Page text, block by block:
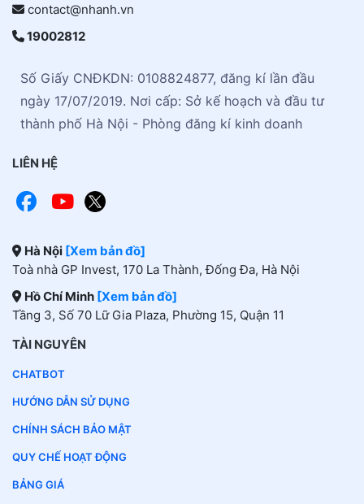
contact@nhanh.vn
19002812
Số Giấy CNĐKDN: 0108824877, đăng kí lần đầu
ngày 17/07/2019. Nơi cấp: Sở kế hoạch và đầu tư
thành phố Hà Nội - Phòng đăng kí kinh doanh
LIÊN HỆ
Hà Nội [Xem bản đồ]
Toà nhà GP Invest, 170 La Thành, Đống Đa, Hà Nội
Hồ Chí Minh [Xem bản đồ]
Tầng 3, Số 70 Lữ Gia Plaza, Phường 15, Quận 11
TÀI NGUYÊN
CHATBOT
HƯỚNG DẪN SỬ DỤNG
CHÍNH SÁCH BẢO MẬT
QUY CHẾ HOẠT ĐỘNG
BẢNG GIÁ